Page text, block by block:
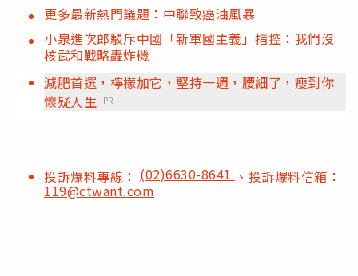
更多最新熱門議題：中聯致癌油風暴
小泉進次郎駁斥中國「新軍國主義」指控：我們沒
核武和戰略轟炸機
減肥首選，檸檬加它，堅持一週，腰細了，瘦到你
懷疑人生 PR
投訴爆料專線： (02)6630-8641 、投訴爆料信箱：
119@ctwant.com